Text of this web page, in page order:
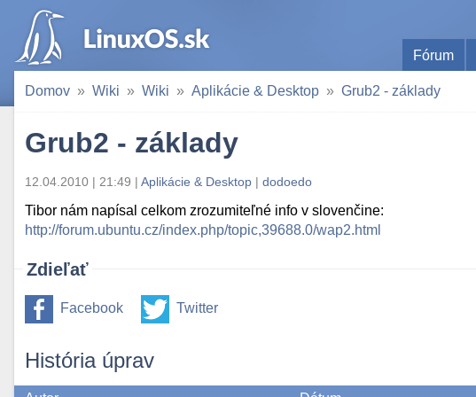
Fórum
Domov Wiki Wiki Aplikácie & Desktop Grub2 - základy
Grub2 - základy
12.04.2010 | 21:49 | Aplikácie & Desktop | dodoedo
Tibor nám napísal celkom zrozumiteľné info v slovenčine:
http://forum.ubuntu.cz/index.php/topic,39688.0/wap2.html
Zdieľať
Facebook Twitter
História úprav